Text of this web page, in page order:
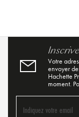
Votre
envoyer
Hachette
moment.
Indiquez votre email